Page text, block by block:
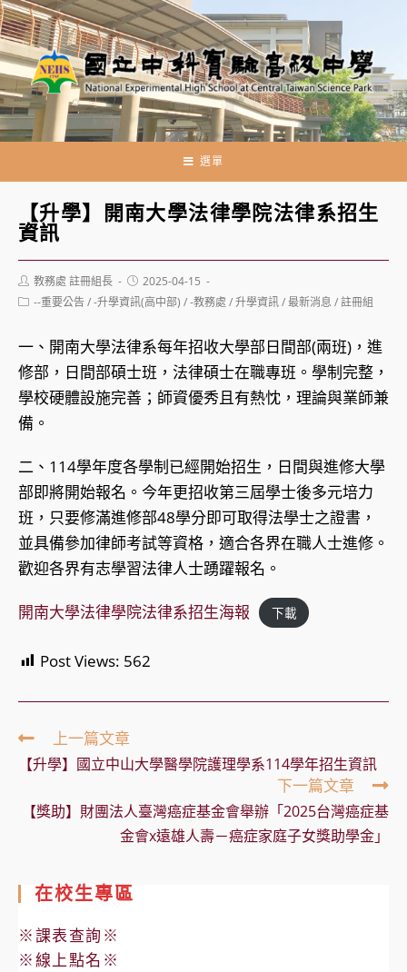
跳
轉
至
主
要
內
選單
【升學】開南大學法律學院法律系招生
資訊
Post
author:
教務處 註冊組長
Post
published:
2025-04-15
Post--重要公告/-升學資訊(高中部) /-教務處 /升學資訊/最新消息 /註冊組
一、開南大學法律系每年招收大學部日間部(兩班)，進
修部，日間部碩士班，法律碩士在職專班。學制完整，
學校硬體設施完善；師資優秀且有熱忱，理論與業師兼
備。
二、114學年度各學制已經開始招生，日間與進修大學
部即將開始報名。今年更招收第三屆學士後多元培力
班，只要修滿進修部48學分即可取得法學士之證書，
並具備參加律師考試等資格，適合各界在職人士進修。
歡迎各界有志學習法律人士踴躍報名。
開南大學法律學院法律系招生海報 下載
Post Views: 562
Read
more
articles
上一篇文章
【升學】國立中山大學醫學院護理學系114學年招生資訊
下一篇文章
【獎助】財團法人臺灣癌症基金會舉辦「2025台灣癌症基
金會x遠雄人壽－癌症家庭子女獎助學金」
在校生專區
※課表查詢※
※線上點名※